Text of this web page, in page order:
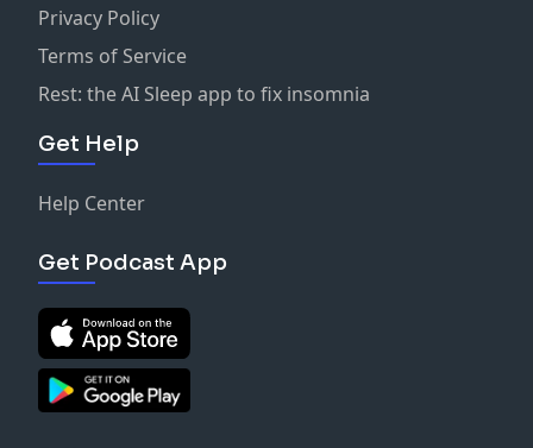
Privacy Policy
Terms of Service
Rest: the AI Sleep app to fix insomnia
Get Help
Help Center
Get Podcast App